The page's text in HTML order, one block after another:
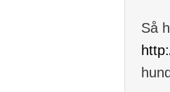
Så